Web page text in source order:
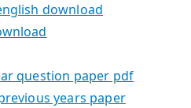
download
question paper pdf
years paper